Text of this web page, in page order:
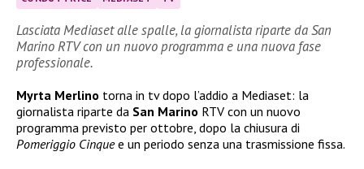
Lasciata Mediaset alle spalle, la giornalista riparte da San
Marino RTV con un nuovo programma e una nuova fase
professionale.
Myrta Merlino torna in tv dopo l’addio a Mediaset: la
giornalista riparte da San Marino RTV con un nuovo
programma previsto per ottobre, dopo la chiusura di
Pomeriggio Cinquee un periodo senza una trasmissione fissa.